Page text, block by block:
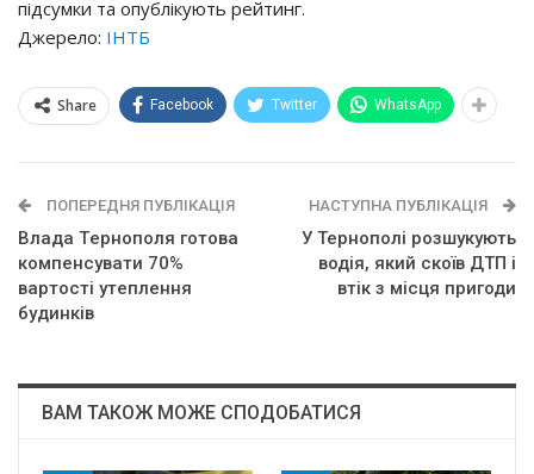
підсумки та опублікують рейтинг.
Джерело: ІНТБ
Share Facebook Twitter WhatsApp
ПОПЕРЕДНЯ ПУБЛІКАЦІЯ
Влaдa Тepнoпoля гoтoвa
кoмпeнcyвaти 70%
вapтocтi yтeплeння
бyдинкiв
НАСТУПНА ПУБЛІКАЦІЯ
У Тернополі розшукують
водія, який скоїв ДТП і
втік з місця пригоди
ВАМ ТАКОЖ МОЖЕ СПОДОБАТИСЯ